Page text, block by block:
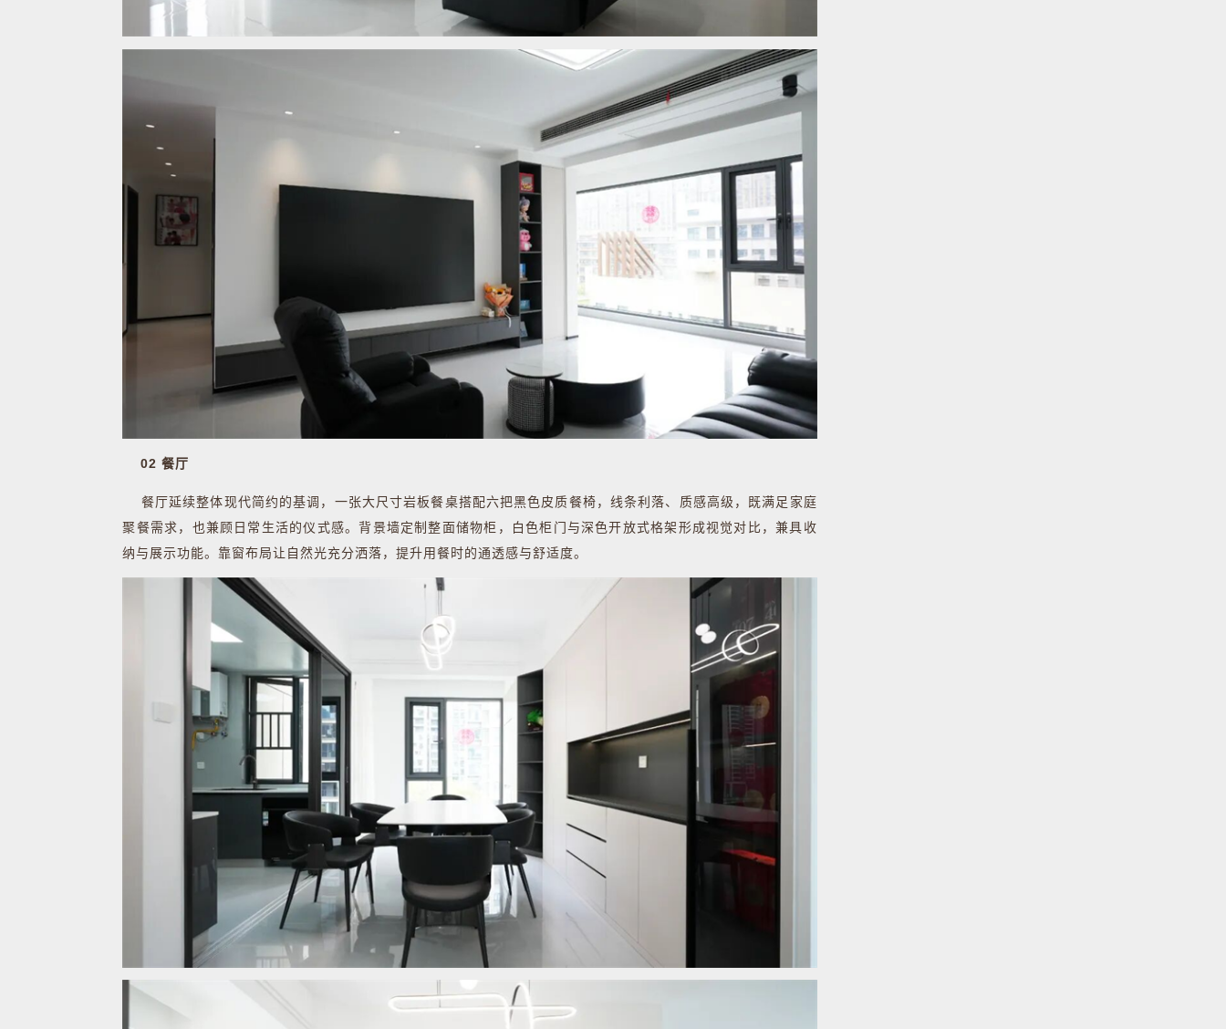
02 餐厅
餐厅延续整体现代简约的基调，一张大尺寸岩板餐桌搭配六把黑色皮质餐椅，线条利落、质感高级，既满足家庭
聚餐需求，也兼顾日常生活的仪式感。背景墙定制整面储物柜，白色柜门与深色开放式格架形成视觉对比，兼具收
纳与展示功能。靠窗布局让自然光充分洒落，提升用餐时的通透感与舒适度。